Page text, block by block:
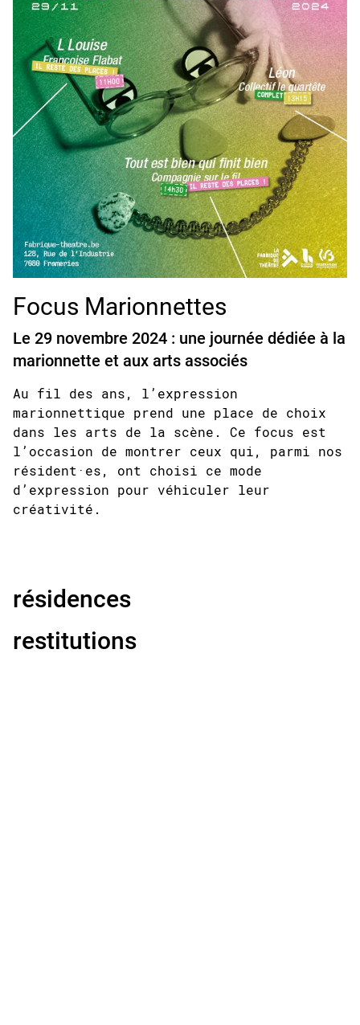
Focus Marionnettes
Le 29 novembre 2024 : une journée dédiée à la
marionnette et aux arts associés
Au fil des ans, l’expression
marionnettique prend une place de choix
dans les arts de la scène. Ce focus est
l’occasion de montrer ceux qui, parmi nos
résident·es, ont choisi ce mode
d’expression pour véhiculer leur
créativité.
résidences
restitutions